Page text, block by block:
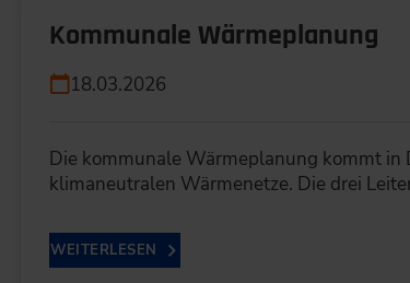
Kommunale Wärmeplanung
18.03.2026
Die kommunale Wärmeplanung kommt in
klimaneutralen Wärmenetze. Die drei
WEITERLESEN